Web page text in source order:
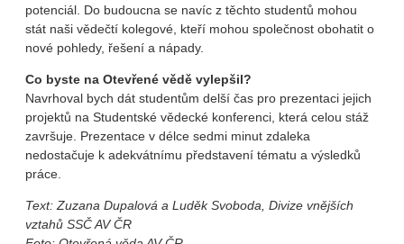
potenciál. Do budoucna se navíc z těchto studentů mohou
stát naši vědečtí kolegové, kteří mohou společnost obohatit o
nové pohledy, řešení a nápady.
Co byste na Otevřené vědě vylepšil?
Navrhoval bych dát studentům delší čas pro prezentaci jejich
projektů na Studentské vědecké konferenci, která celou stáž
završuje. Prezentace v délce sedmi minut zdaleka
nedostačuje k adekvátnímu představení tématu a výsledků
práce.
Text: Zuzana Dupalová a Luděk Svoboda, Divize vnějších
vztahů SSČ AV ČR